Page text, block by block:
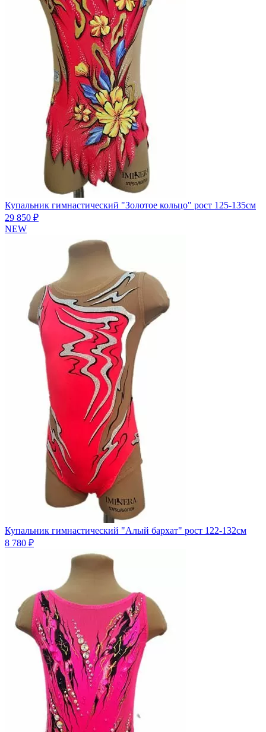
Купальник гимнастический "Золотое кольцо" рост 125-135см
29 850 ₽
NEW
Купальник гимнастический "Алый бархат" рост 122-132см
8 780 ₽